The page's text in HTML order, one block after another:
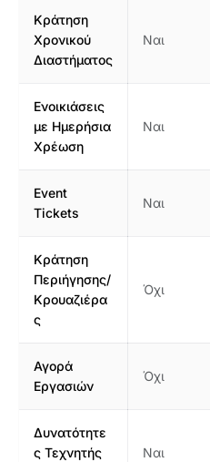
Κράτηση
Χρονικού
Διαστήματος
Ναι
Ενοικιάσεις
με Ημερήσια
Χρέωση
Ναι
Event
Tickets
Ναι
Κράτηση
Περιήγησης/
Κρουαζιέρα
ς
Όχι
Αγορά
Εργασιών
Όχι
Δυνατότητε
ς Τεχνητής
Ναι